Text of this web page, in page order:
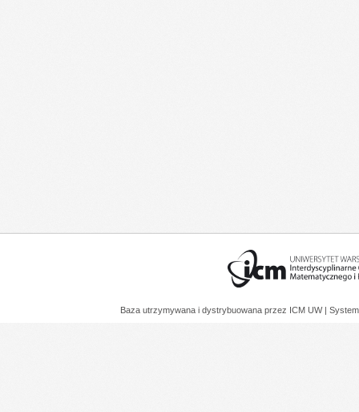
Baza utrzymywana i dystrybuowana przez ICM UW |